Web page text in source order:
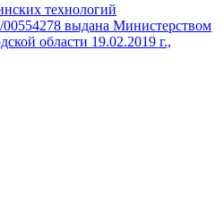
технологий
выдана Министерством
области 19.02.2019 г.,